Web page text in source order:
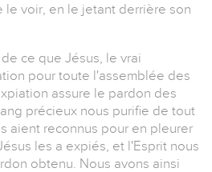
le voir, en le jetant derrière son
ce que Jésus, le vrai
pour toute l'assemblée des
assure le pardon des
précieux nous purifie de tout
aient reconnus pour en pleurer
les a expiés, et l'Esprit nous
obtenu. Nous avons ainsi